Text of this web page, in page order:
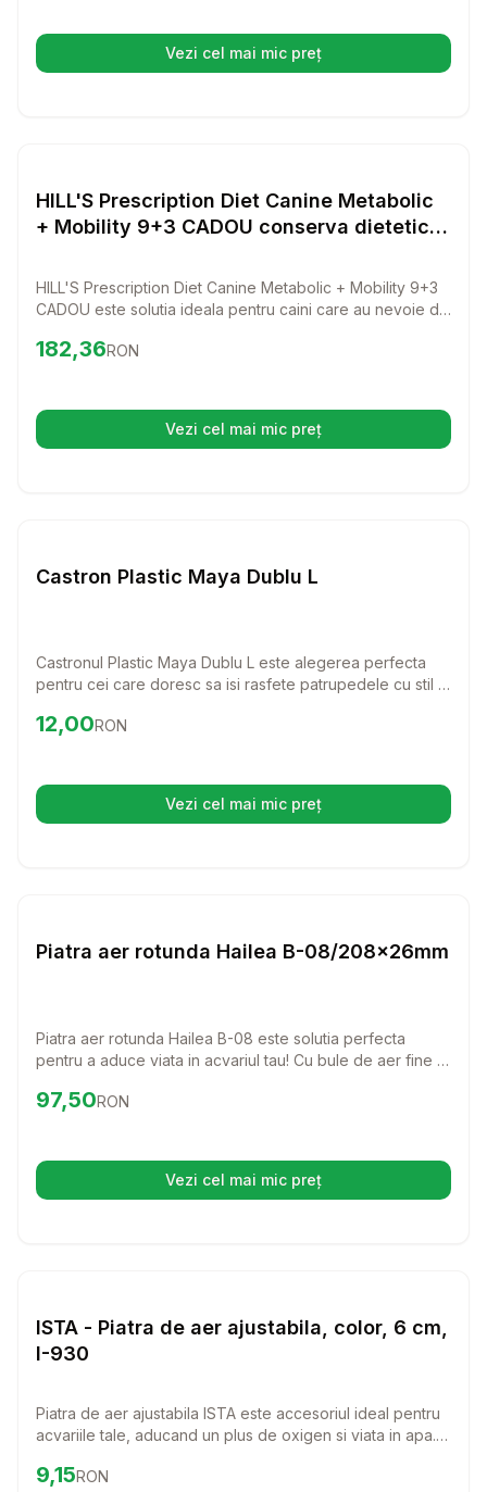
Vezi cel mai mic preț(se deschide într-o filă nouă)
Diverse
HILL'S Prescription Diet Canine Metabolic
+ Mobility 9+3 CADOU conserva dietetica
mobilitate
HILL'S Prescription Diet Canine Metabolic + Mobility 9+3
CADOU este solutia ideala pentru caini care au nevoie de
delicios si ingrediente de calitate, aceasta conserva
Preț: 182.36
182,36RON
Vezi cel mai mic preț(se deschide într-o filă nouă)
Castron Plastic Maya Dublu L
Castronul Plastic Maya Dublu L este alegerea perfecta
pentru cei care doresc sa isi rasfete patrupedele cu stil si
hranei si apei, contribuind la o alimentatie sanatoasa si
Preț:12.00
12,00RON
Vezi cel mai mic preț(se deschide într-o filă nouă)
Diverse
Piatra aer rotunda Hailea B-08/208x26mm
Piatra aer rotunda Hailea B-08 este solutia perfecta
pentru a aduce viata in acvariul tau! Cu bule de aer fine si
crea un mediu sanatos pentru pestii tai.
Preț:97.50
97,50RON
Vezi cel mai mic preț(se deschide într-o filă nouă)
Diverse
ISTA - Piatra de aer ajustabila, color, 6 cm,
I-930
Piatra de aer ajustabila ISTA este accesoriul ideal pentru
acvariile tale, aducand un plus de oxigen si viata in apa.
nu doar ca functioneaza eficient, dar si completeaza
Preț:9.15
9,15RON